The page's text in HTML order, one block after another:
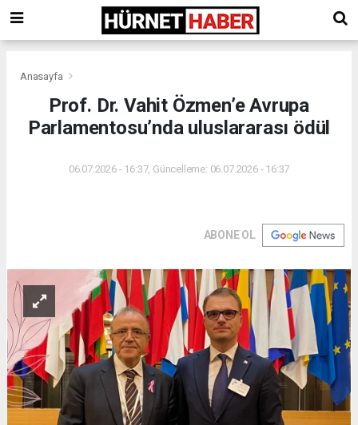
Anasayfa
Prof. Dr. Vahit Özmen’e Avrupa
Parlamentosu’nda uluslararası ödül
06.07.2026 - 16:37, Güncelleme: 06.07.2026 - 16:37
ABONE OL